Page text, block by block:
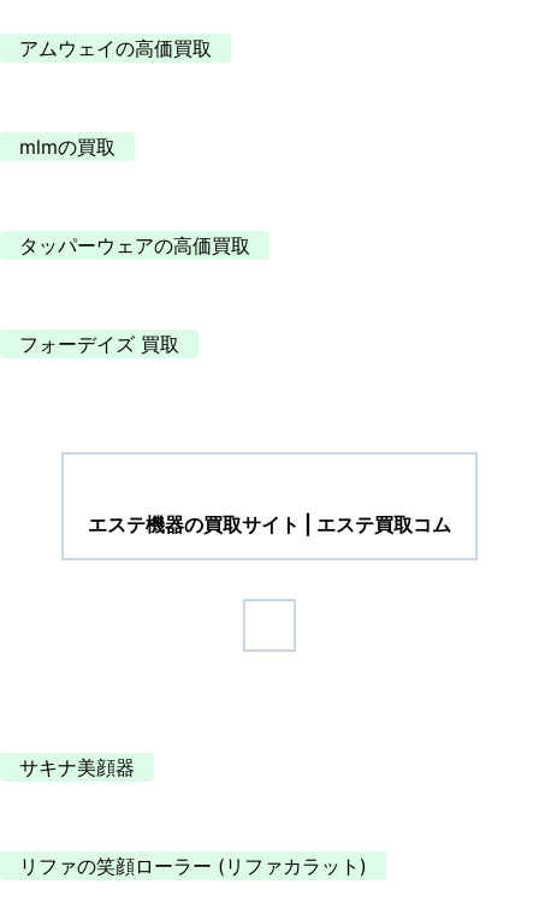
アムウェイの高価買取
mlmの買取
タッパーウェアの高価買取
フォーデイズ 買取
エステ機器の買取サイト | エステ買取コム
サキナ美顔器
リファの笑顔ローラー (リファカラット)